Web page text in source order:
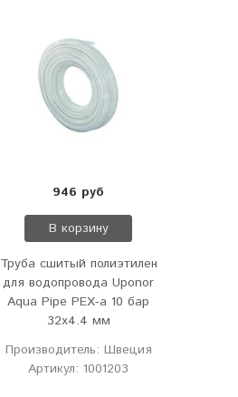
946 руб
В корзину
Труба сшитый полиэтилен
для водопровода Uponor
Aqua Pipe PEX-a 10 бар
32х4.4 мм
Производитель: Швеция
Артикул: 1001203